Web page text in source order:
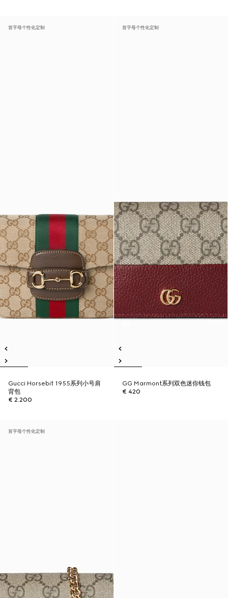
首字母个性化定制
Gucci Horsebit 1955系列小号肩
背包
€ 2.200
首字母个性化定制
GG Marmont系列双色迷你钱包
€ 420
首字母个性化定制